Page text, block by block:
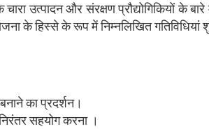
उत्पादन और संरक्षण प्रौद्योगिकियों के
के हिस्से के रूप में निम्नलिखित गतिविधियां
का प्रदर्शन।
सहयोग करना ।